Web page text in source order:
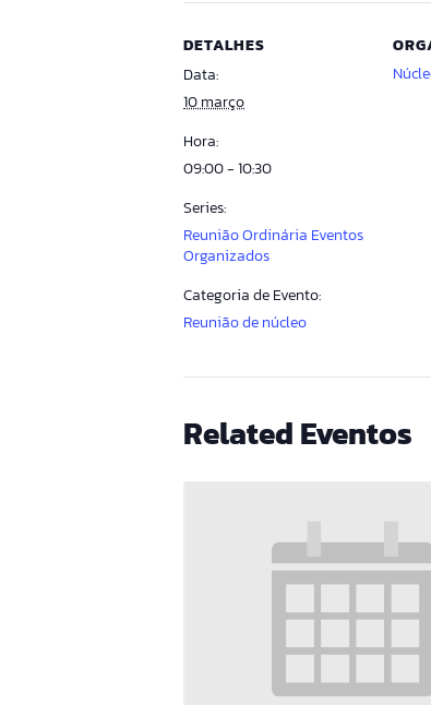
DETALHES
Data:
10 março
Hora:
09:00 - 10:30
Series:
Reunião Ordinária Eventos
Organizados
Categoria de Evento:
Reunião de núcleo
Related Eventos